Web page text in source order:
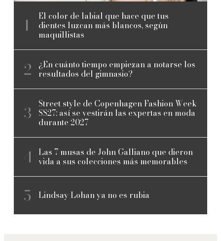
El color de labial que hace que tus
dientes luzcan más blancos, según
maquillistas
¿En cuánto tiempo empiezan a notarse los
resultados del gimnasio?
Street style de Copenhagen Fashion Week
SS27: así se vestirán las expertas en moda
durante 2027
Las 7 musas de John Galliano que dieron
vida a sus colecciones más memorables
Lindsay Lohan ya no es rubia